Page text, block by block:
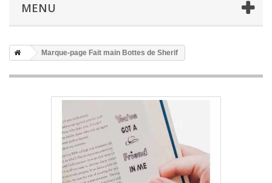
MENU
Marque-page Fait main Bottes de Sherif